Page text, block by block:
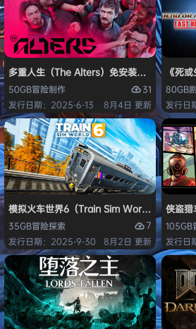
多重人生（The Alters）免安装中文版
50GB冒险制作
31
发行日期：2025-6-13
8月4日 更新
《死
80GB
发行日
模拟火车世界6（Train Sim World 6）免安
35GB冒险探索
7
发行日期：2025-9-30
8月2日 更新
侠盗
105GB
发行日